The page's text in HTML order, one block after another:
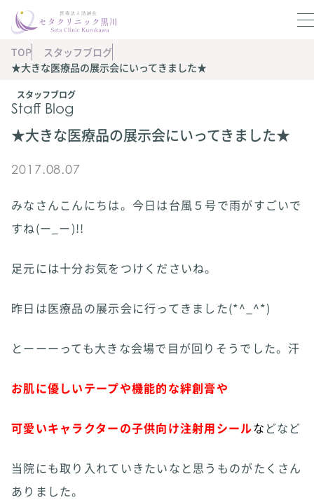
スタッフブログ
Staff Blog
TOP
スタッフブログ
★大きな医療品の展示会にいってきました★
★大きな医療品の展示会にいってきました★
2017.08.07
みなさんこんにちは。今日は台風５号で雨がすごいで
すね(ー_ー)!!
足元には十分お気をつけくださいね。
昨日は医療品の展示会に行ってきました(*^_^*)
とーーーっても大きな会場で目が回りそうでした。汗
お肌に優しいテープや機能的な絆創膏や
可愛いキャラクターの子供向け注射用シールなどなど
当院にも取り入れていきたいなと思うものがたくさん
ありました。